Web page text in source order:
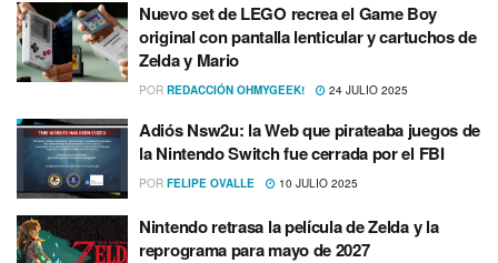
Nuevo set de LEGO recrea el Game Boy
original con pantalla lenticular y cartuchos de
Zelda y Mario
POR REDACCIÓN OHMYGEEK! 24 JULIO 2025
Adiós Nsw2u: la Web que pirateaba juegos de
la Nintendo Switch fue cerrada por el FBI
POR FELIPE OVALLE 10 JULIO 2025
Nintendo retrasa la película de Zelda y la
reprograma para mayo de 2027